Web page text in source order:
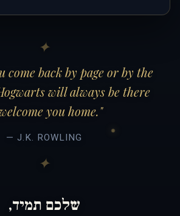
come back by page or by the
will always be there
you home."
— J.K. ROWLING
שלכם תמיד,